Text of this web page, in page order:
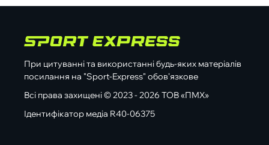
При цитуванні та використанні будь-яких матеріалів
посилання на "Sport-Express" обов'язкове
Всі права захищені © 2023 - 2026 ТОВ «ПМХ»
Ідентифікатор медіа R40-06375